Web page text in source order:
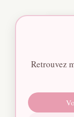
Retrouvez